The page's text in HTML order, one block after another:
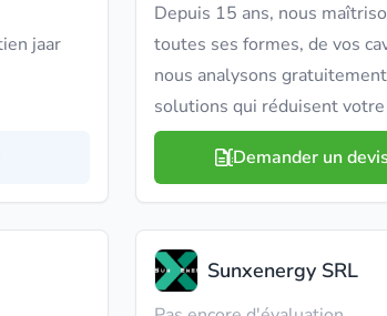
jaar
Depuis 15 ans, nous
toutes ses formes, de vos
nous analysons
solutions qui réduisent
Demander un devis
Sunxenergy SRL